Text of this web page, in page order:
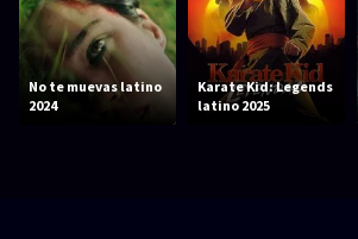
No te muevas latino
2024
Karate Kid: Legends
latino 2025